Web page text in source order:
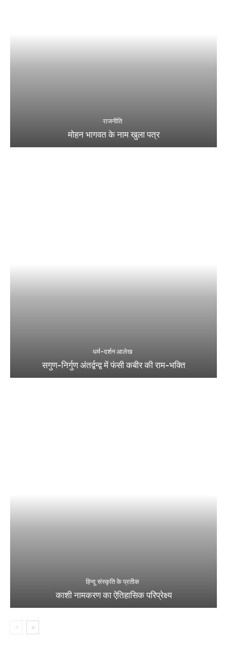
राजनीति
मोहन भागवत के नाम खुला पत्र
धर्म-दर्शन आलेख
सगुण-निर्गुण अंतर्द्वन्द्व में फंसी कबीर की राम-भक्ति
हिन्दू संस्कृति के प्रतीक
काशी नामकरण का ऐतिहासिक परिप्रेक्ष्य